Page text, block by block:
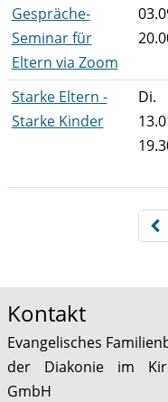
Gespräche-
Seminar für
Eltern via Zoom
Starke Eltern -
Starke Kinder
Di.
Kontakt
Evangelisches
der Diakonie im
GmbH